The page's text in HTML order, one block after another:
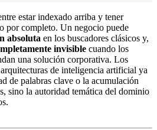
estar indexado arriba y tener
por completo. Un negocio puede
absoluta en los buscadores clásicos y,
invisible cuando los
una solución corporativa. Los
de inteligencia artificial ya
de palabras clave o la acumulación
sino la autoridad temática del dominio